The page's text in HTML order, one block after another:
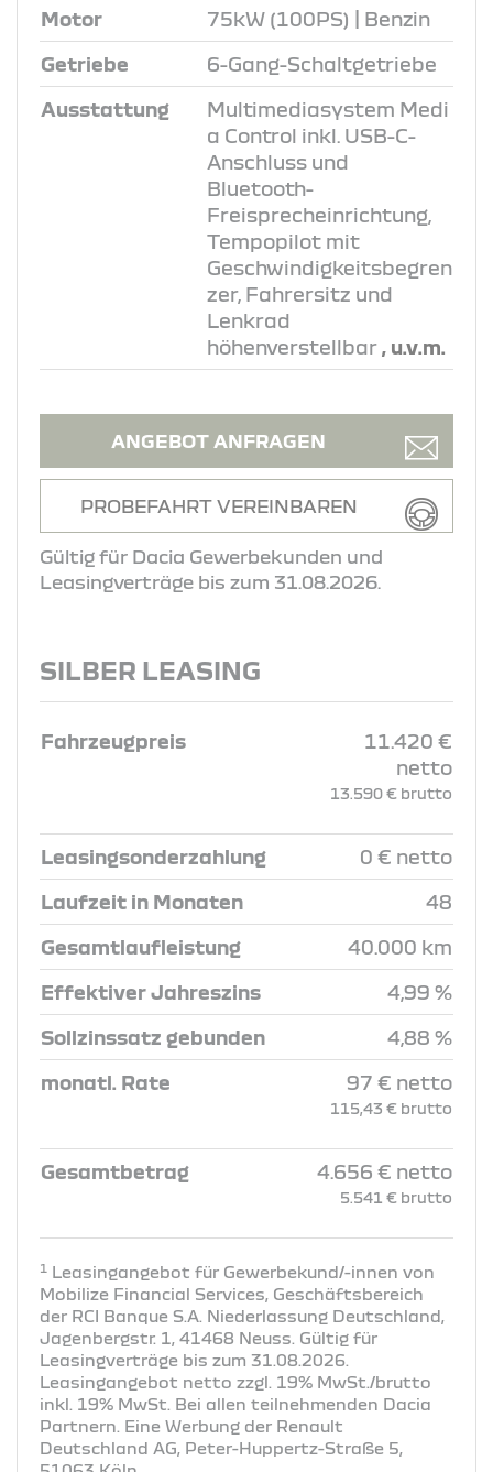
Motor 75kW (100PS) | Benzin
Getriebe 6-Gang-Schaltgetriebe
Ausstattung
Multimediasystem Medi
a Control inkl. USB-C-
Anschluss und
Bluetooth-
Freisprecheinrichtung,
Tempopilot mit
Geschwindigkeitsbegren
zer, Fahrersitz und
Lenkrad
höhenverstellbar , u.v.m.
ANGEBOT ANFRAGEN
PROBEFAHRT VEREINBAREN
Gültig für Dacia Gewerbekunden und
Leasingverträge bis zum 31.08.2026.
SILBER LEASING
Fahrzeugpreis
11.420 €
netto
13.590 € brutto
Leasingsonderzahlung 0 € netto
Laufzeit in Monaten 48
Gesamtlaufleistung 40.000 km
Effektiver Jahreszins 4,99 %
Sollzinssatz gebunden 4,88 %
monatl. Rate 97 € netto
115,43 € brutto
Gesamtbetrag 4.656 € netto
5.541 € brutto
1 Leasingangebot für Gewerbekund/-innen von
Mobilize Financial Services, Geschäftsbereich
der RCI Banque S.A. Niederlassung Deutschland,
Jagenbergstr. 1, 41468 Neuss. Gültig für
Leasingverträge bis zum 31.08.2026.
Leasingangebot netto zzgl. 19% MwSt./brutto
inkl. 19% MwSt. Bei allen teilnehmenden Dacia
Partnern. Eine Werbung der Renault
Deutschland AG, Peter-Huppertz-Straße 5,